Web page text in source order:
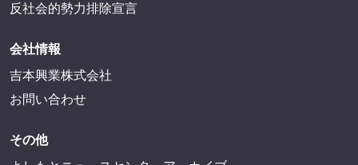
反社会的勢力排除宣言
会社情報
吉本興業株式会社
お問い合わせ
その他